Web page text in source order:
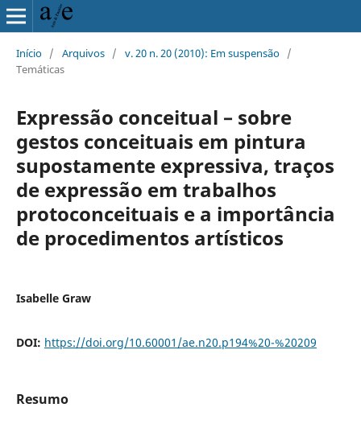
Início / Arquivos / v. 20 n. 20 (2010): Em suspensão /
Temáticas
Expressão conceitual – sobre
gestos conceituais em pintura
supostamente expressiva, traços
de expressão em trabalhos
protoconceituais e a importância
de procedimentos artísticos
Isabelle Graw
DOI: https://doi.org/10.60001/ae.n20.p194%20-%20209
Resumo